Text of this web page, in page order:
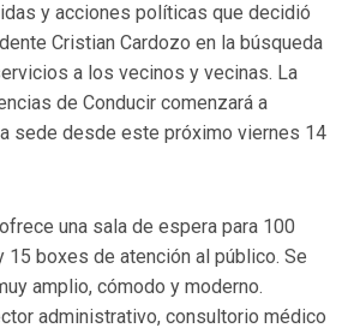
y acciones políticas que decidió
Cristian Cardozo en la búsqueda
a los vecinos y vecinas. La
de Conducir comenzará a
sede desde este próximo viernes 14
una sala de espera para 100
15 boxes de atención al público. Se
amplio, cómodo y moderno.
administrativo, consultorio médico